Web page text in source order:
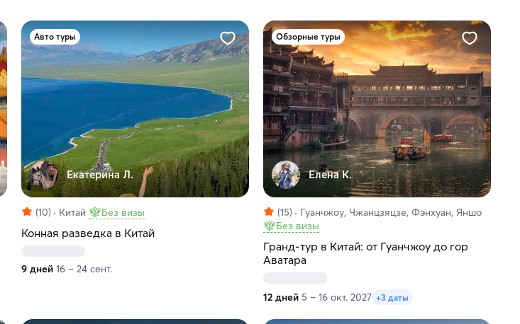
Авто туры
Екатерина Л.
(10) Китай Без визы
Конная разведка в Китай
9 дней 16 – 24 сент.
Обзорные туры
Елена К.
(15)
Гуанчжоу, Чжанцзяцзе, Фэнхуан, Яншо
Без визы
Гранд-тур в Китай: от Гуанчжоу до гор
Аватара
12 дней 5 – 16 окт. 2027 +3 даты